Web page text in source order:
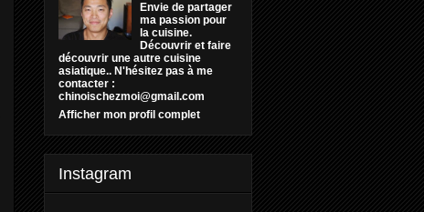
Envie de partager
ma passion pour
la cuisine.
Découvrir et faire
découvrir une autre cuisine
asiatique.. N'hésitez pas à me
contacter :
chinoischezmoi@gmail.com
Afficher mon profil complet
Instagram